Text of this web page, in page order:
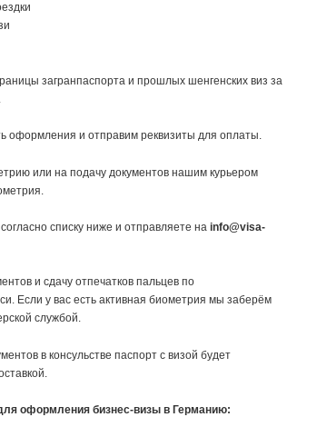
загранпаспорта и прошлых шенгенских виз за
оформления и отправим реквизиты для оплаты.
или на подачу документов нашим курьером
списку ниже и отправляете наinfo@visa-
и сдачу отпечатков пальцев по
Если у вас есть активная биометрия мы заберём
службой.
в консульстве паспорт с визой будет
оформления бизнес-визы в Германию: